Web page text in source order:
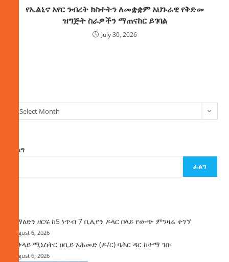
የኤልኒኖ አየር ንብረት ክስተትን ለመቋቋም አህጉራዊ የቅድመ
ዝግጅት ስራዎችን ማጠናከር ይገባል
July 30, 2026
Select Month
ፈልግ
ፈልግ
ከማዕድን ዘርፍ ከ5 ነጥብ 7 ቢሊየን ዶላር በላይ የውጭ ምንዛሬ ተገኘ
August 6, 2026
ጠቅላይ ሚኒስትር ዐቢይ አሕመድ (ዶ/ር) ባሕር ዳር ከተማ ገቡ
August 6, 2026